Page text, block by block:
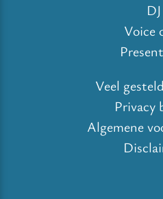
DJ
Voice
Veel
Privacy
Algemene